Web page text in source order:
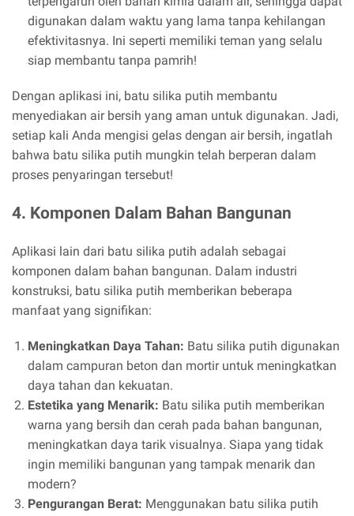
digunakan dalam waktu yang lama tanpa kehilangan
efektivitasnya. Ini seperti memiliki teman yang selalu
siap membantu tanpa pamrih!
Dengan aplikasi ini, batu silika putih membantu
menyediakan air bersih yang aman untuk digunakan. Jadi,
setiap kali Anda mengisi gelas dengan air bersih, ingatlah
bahwa batu silika putih mungkin telah berperan dalam
proses penyaringan tersebut!
4. Komponen Dalam Bahan Bangunan
Aplikasi lain dari batu silika putih adalah sebagai
komponen dalam bahan bangunan. Dalam industri
konstruksi, batu silika putih memberikan beberapa
manfaat yang signifikan:
Meningkatkan Daya Tahan: Batu silika putih digunakan
dalam campuran beton dan mortir untuk meningkatkan
daya tahan dan kekuatan.
Estetika yang Menarik: Batu silika putih memberikan
warna yang bersih dan cerah pada bahan bangunan,
meningkatkan daya tarik visualnya. Siapa yang tidak
ingin memiliki bangunan yang tampak menarik dan
modern?
Pengurangan Berat: Menggunakan batu silika putih